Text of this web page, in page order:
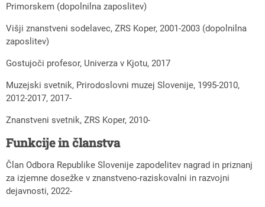
Primorskem (dopolnilna zaposlitev)
Višji znanstveni sodelavec, ZRS Koper, 2001-2003 (dopolnilna
zaposlitev)
Gostujoči profesor, Univerza v Kjotu, 2017
Muzejski svetnik, Prirodoslovni muzej Slovenije, 1995-2010,
2012-2017, 2017-
Znanstveni svetnik, ZRS Koper, 2010-
Funkcije in članstva
Član Odbora Republike Slovenije zapodelitev nagrad in priznanj
za izjemne dosežke v znanstveno-raziskovalni in razvojni
dejavnosti, 2022-